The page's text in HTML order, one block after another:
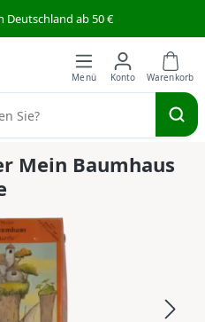
Deutschland ab 50 €
Mein Baumhaus